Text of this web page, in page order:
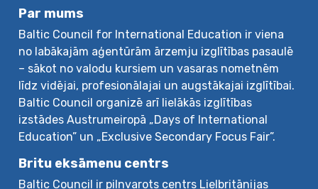
Par mums
Baltic Council for International Education ir viena
no labākajām aģentūrām ārzemju izglītības pasaulē
– sākot no valodu kursiem un vasaras nometnēm
līdz vidējai, profesionālajai un augstākajai izglītībai.
Baltic Council organizē arī lielākās izglītības
izstādes Austrumeiropā „Days of International
Education” un „Exclusive Secondary Focus Fair”.
Britu eksāmenu centrs
Baltic Council ir pilnvarots centrs Lielbritānijas